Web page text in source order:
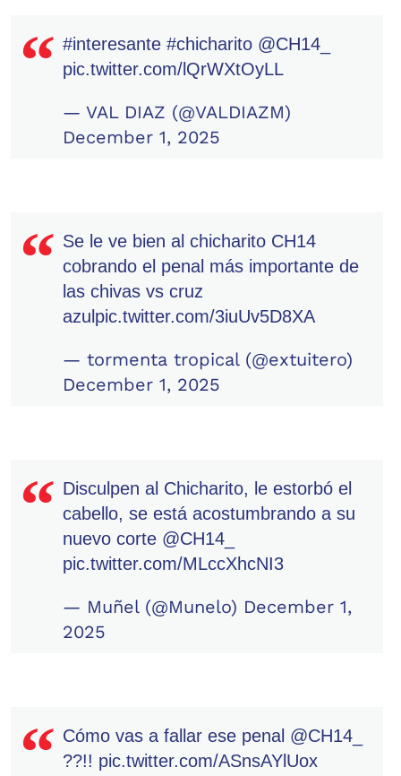
#interesante #chicharito @CH14_
pic.twitter.com/lQrWXtOyLL
— VAL DIAZ (@VALDIAZM)
December 1, 2025
Se le ve bien al chicharito CH14
cobrando el penal más importante de
las chivas vs cruz
azul pic.twitter.com/3iuUv5D8XA
— tormenta tropical (@extuitero)
December 1, 2025
Disculpen al Chicharito, le estorbó el
cabello, se está acostumbrando a su
nuevo corte @CH14_
pic.twitter.com/MLccXhcNI3
— Muñel (@Munelo) December 1,
2025
Cómo vas a fallar ese penal @CH14_
??!! pic.twitter.com/ASnsAYlUox